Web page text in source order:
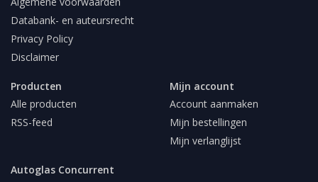
Databank- en auteursrecht
Privacy Policy
Disclaimer
Producten
Alle producten
RSS-feed
Mijn account
Account aanmaken
Mijn bestellingen
Mijn verlanglijst
Autoglas Concurrent